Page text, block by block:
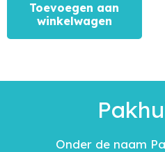
Toevoegen aan
winkelwagen
Onder de naam